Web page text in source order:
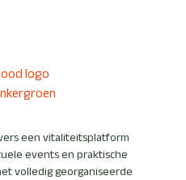
een vitaliteitsplatform
events en praktische
volledig georganiseerde